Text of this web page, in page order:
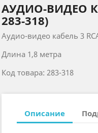
АУДИО-ВИДЕО
283-318)
Аудио-видео кабель 3
Длина 1,8 метра
Код товара: 283-318
Описание